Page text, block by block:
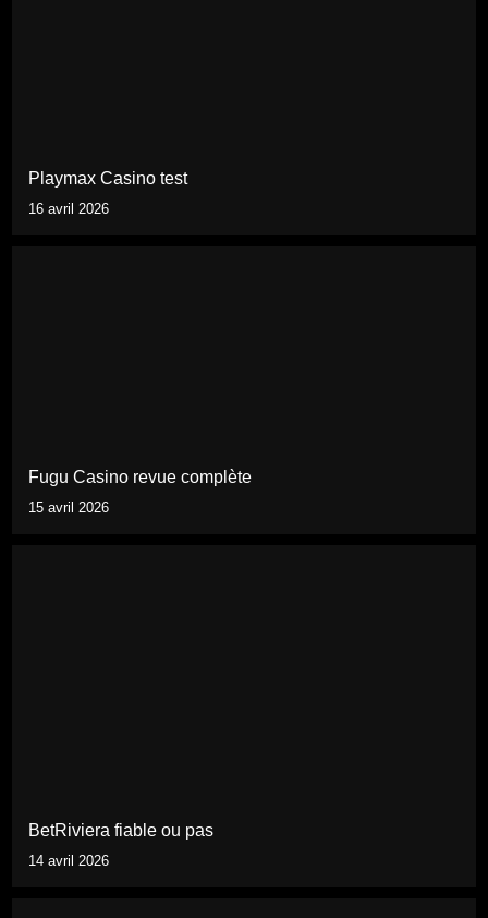
Playmax Casino test
16 avril 2026
Fugu Casino revue complète
15 avril 2026
BetRiviera fiable ou pas
14 avril 2026